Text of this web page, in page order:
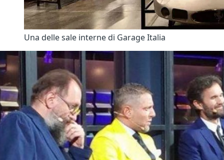
Una delle sale interne di Garage Italia